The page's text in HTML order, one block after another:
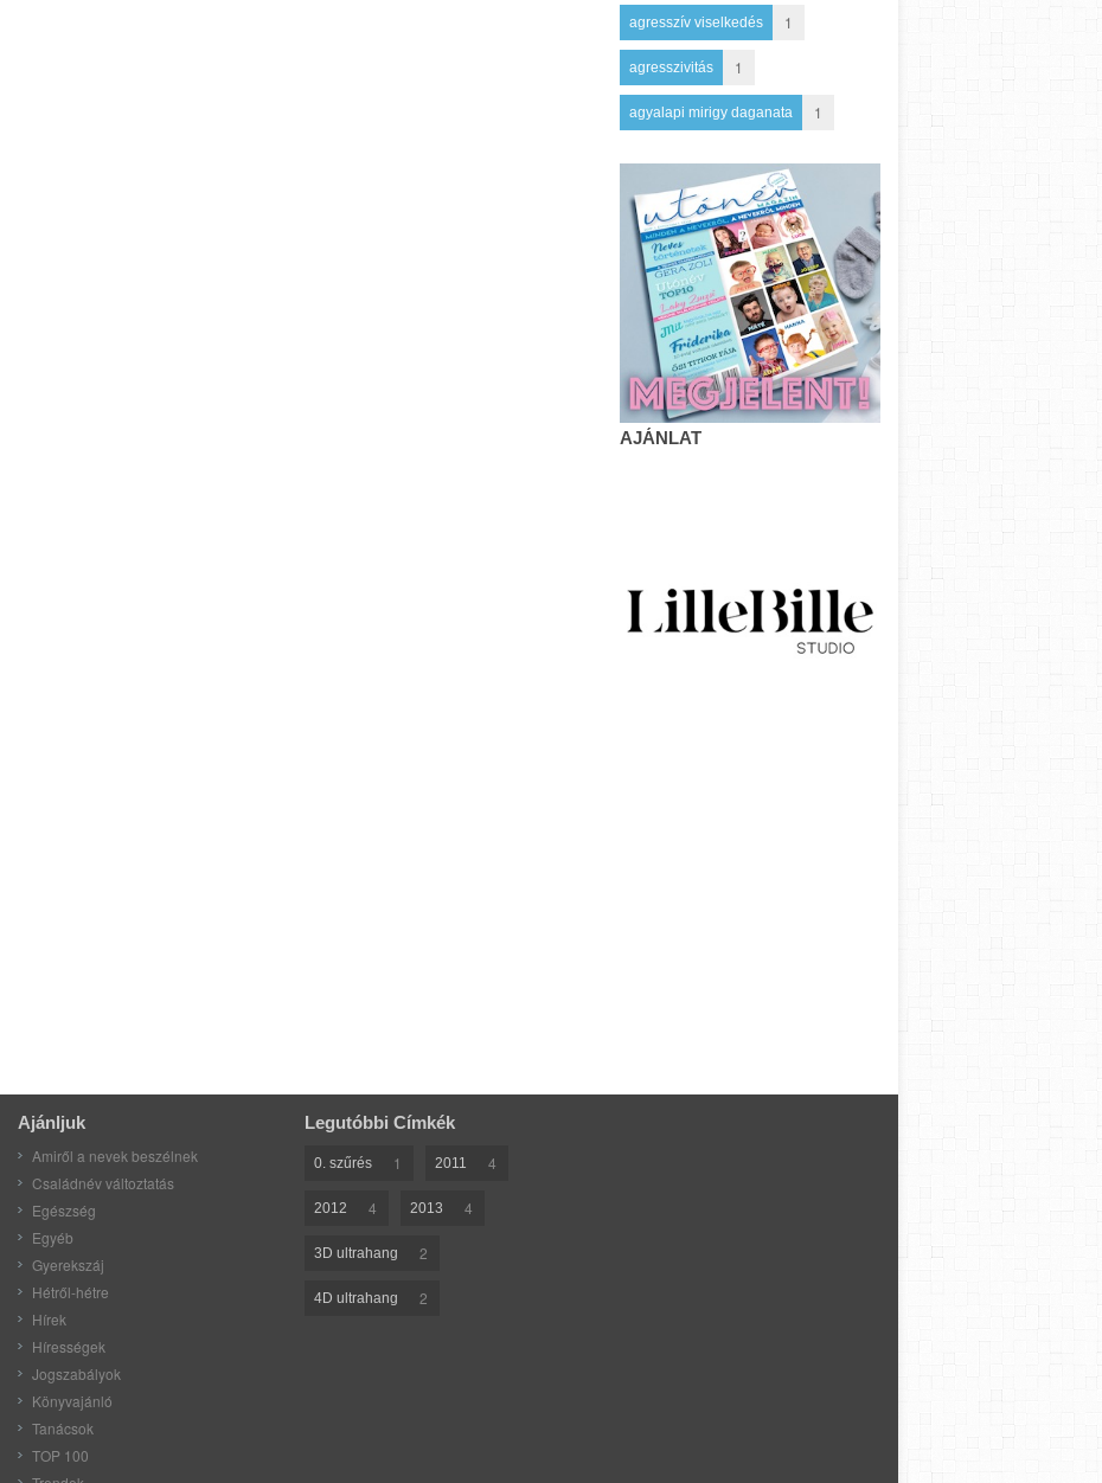
agresszív viselkedés 1
agresszivitás 1
agyalapi mirigy daganata 1
AJÁNLAT
Ajánljuk
Amiről a nevek beszélnek
Családnév változtatás
Egészség
Egyéb
Gyerekszáj
Hétről-hétre
Hírek
Hírességek
Jogszabályok
Könyvajánló
Tanácsok
TOP 100
Legutóbbi Címkék
0. szűrés 1 2011 4
2012 4 2013 4
3D ultrahang 2
4D ultrahang 2